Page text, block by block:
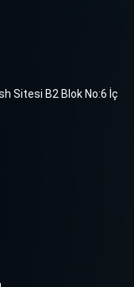
Sitesi B2 Blok No:6 İç